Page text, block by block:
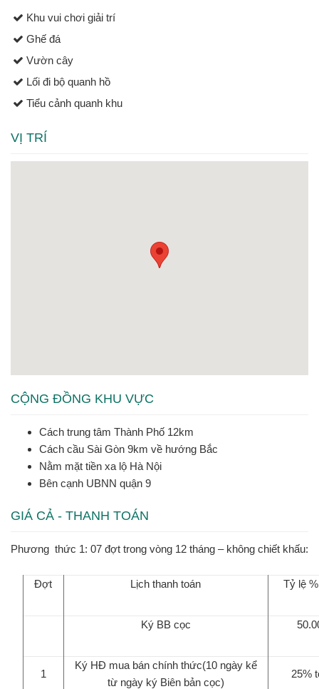
Khu vui chơi giải trí
Ghế đá
Vườn cây
Lối đi bộ quanh hồ
Tiểu cảnh quanh khu
VỊ TRÍ
CỘNG ĐỒNG KHU VỰC
Cách trung tâm Thành Phố 12km
Cách cầu Sài Gòn 9km về hướng Bắc
Nằm mặt tiền xa lộ Hà Nội
Bên cạnh UBNN quận 9
GIÁ CẢ - THANH TOÁN
Phương thức 1: 07 đợt trong vòng 12 tháng – không chiết khấu:
Đợt Lịch thanh toán Tỷ lệ
Ký BB cọc
1
Ký HĐ mua bán chính thức(10 ngày kể
từ ngày ký Biên bản cọc)
25%